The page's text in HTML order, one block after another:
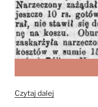
Czytaj dalej